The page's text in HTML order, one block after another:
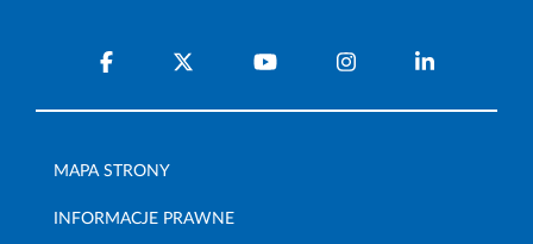
MAPA STRONY
INFORMACJE PRAWNE